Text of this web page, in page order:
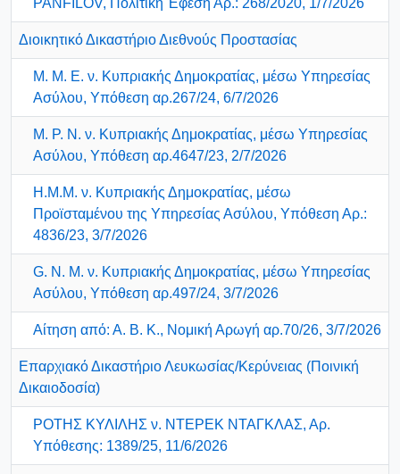
PANFILOV, Πολιτική Έφεση Αρ.: 268/2020, 1/7/2026
Διοικητικό Δικαστήριο Διεθνούς Προστασίας
Μ. Μ. Ε. ν. Κυπριακής Δημοκρατίας, μέσω Υπηρεσίας
Ασύλου, Υπόθεση αρ.267/24, 6/7/2026
Μ. Ρ. Ν. ν. Κυπριακής Δημοκρατίας, μέσω Υπηρεσίας
Ασύλου, Υπόθεση αρ.4647/23, 2/7/2026
Η.Μ.Μ. ν. Κυπριακής Δημοκρατίας, μέσω
Προϊσταμένου της Υπηρεσίας Ασύλου, Υπόθεση Αρ.:
4836/23, 3/7/2026
G. Ν. Μ. ν. Κυπριακής Δημοκρατίας, μέσω Υπηρεσίας
Ασύλου, Υπόθεση αρ.497/24, 3/7/2026
Αίτηση από: Α. Β. Κ., Νομική Αρωγή αρ.70/26, 3/7/2026
Επαρχιακό Δικαστήριο Λευκωσίας/Κερύνειας (Ποινική
Δικαιοδοσία)
ΡΟΤΗΣ ΚΥΛΙΛΗΣ ν. NTΕΡΕΚ ΝΤΑΓΚΛΑΣ, Αρ.
Υπόθεσης: 1389/25, 11/6/2026